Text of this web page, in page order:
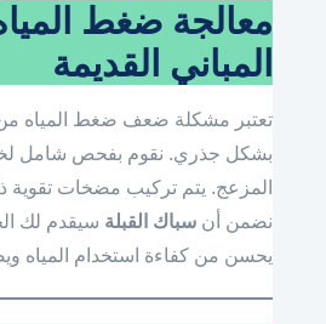
معالجة ضغط
المباني القديمة
تعتبر مشكلة ضعف ضغط المياه من
بشكل جذري. نقوم بفحص شامل
المزعج. يتم تركيب مضخات
نضمن أنسباك القبلة سيقدم لك
يحسن من كفاءة استخدام المياه